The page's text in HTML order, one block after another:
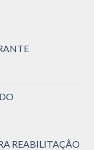
REABILITAÇÃO